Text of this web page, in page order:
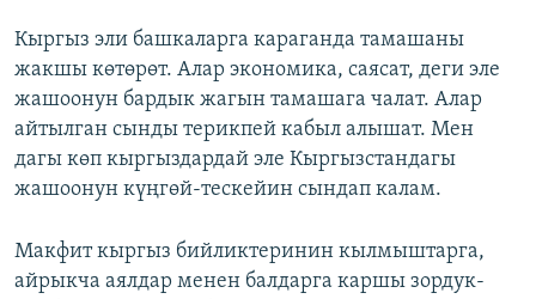
Кыргыз эли башкаларга караганда тамашаны
жакшы көтөрөт. Алар экономика, саясат, деги эле
жашоонун бардык жагын тамашага чалат. Алар
айтылган сынды терикпей кабыл алышат. Мен
дагы көп кыргыздардай эле Кыргызстандагы
жашоонун күңгөй-тескейин сындап калам.
Макфит кыргыз бийликтеринин кылмыштарга,
айрыкча аялдар менен балдарга каршы зордук-